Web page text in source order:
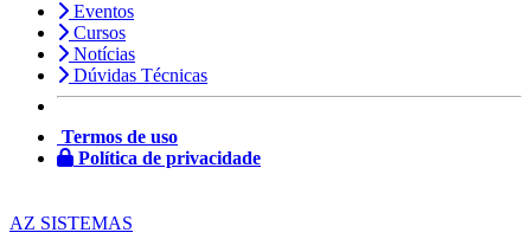
Eventos
Cursos
Notícias
Dúvidas Técnicas
Termos de uso
Política de privacidade
AZ SISTEMAS